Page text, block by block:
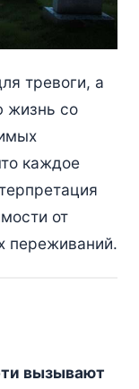
тревоги, а
жизнь со
каждое
от
переживаний.
вызывают